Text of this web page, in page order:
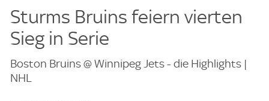
Sturms Bruins feiern vierten
Sieg in Serie
Boston Bruins @ Winnipeg Jets - die Highlights |
NHL